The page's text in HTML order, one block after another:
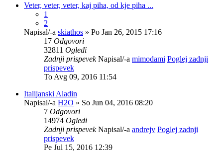
Veter, veter, veter, kaj piha, od kje piha ...
1
2
Napisal/-a skiathos » Po Jan 26, 2015 17:16
17 Odgovori
32811 Ogledi
Zadnji prispevekNapisal/-a mimodami Poglej zadnji
prispevek
To Avg 09, 2016 11:54
Italijanski Aladin
Napisal/-a H2O » So Jun 04, 2016 08:20
7 Odgovori
14974 Ogledi
Zadnji prispevekNapisal/-a andrejv Poglej zadnji
prispevek
Pe Jul 15, 2016 12:39